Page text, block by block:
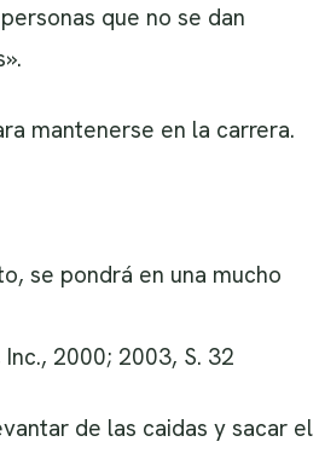
que no se dan
mantenerse en la carrera.
se pondrá en una mucho
2000; 2003, S. 32
de las caidas y sacar el